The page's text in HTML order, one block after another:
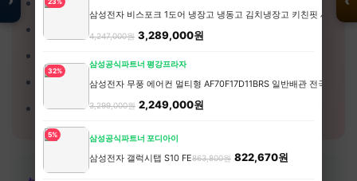
- 교통편 없으면 택시비 폭탄
🚫무료 투어- 쇼핑 강요하는 투어 피하기
🚫보험 미가입- 의료비 폭탄 위험
삼성전자 비스포크 1도어 냉장고 냉동고 김치냉장고 키친핏 세트
4,247,000원 3,289,000원
32%
삼성공식파트너 평강프라자
삼성전자 무풍 에어컨 멀티형 AF70F17D11BRS 일반배관 전국, 기본
3,299,000원 2,249,000원
5% 삼성공식파트너 포디아이
삼성전자 갤럭시탭 S10 FE863,800원 822,670원
입점 · 제휴 문의